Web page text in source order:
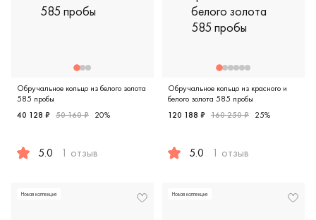
Обручальное кольцо из белого золота
585 пробы
40 128 ₽ 50 160 ₽ 20%
5.0 1 отзыв
Обручальное кольцо из красного и
белого золота 585 пробы
120 188 ₽ 160 250 ₽ 25%
5.0 1 отзыв
Новая коллекция Новая коллекция